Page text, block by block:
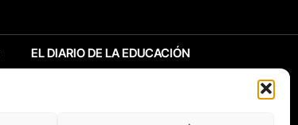
EL DIARIO DE LA EDUCACIÓN